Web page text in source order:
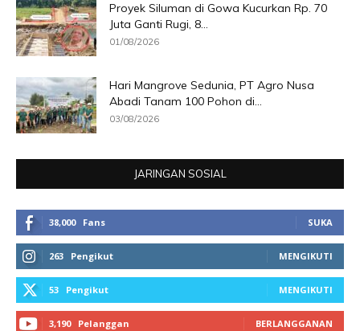
Proyek Siluman di Gowa Kucurkan Rp. 70
Juta Ganti Rugi, 8...
01/08/2026
Hari Mangrove Sedunia, PT Agro Nusa
Abadi Tanam 100 Pohon di...
03/08/2026
JARINGAN SOSIAL
38,000 Fans SUKA
263 Pengikut MENGIKUTI
53 Pengikut MENGIKUTI
3,190 Pelanggan BERLANGGANAN